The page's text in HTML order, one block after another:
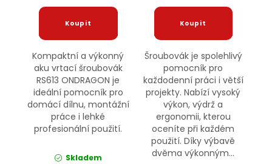
Kompaktní a výkonný
aku vrtací šroubovák
RS613 ONDRAGON je
ideální pomocník pro
domácí dílnu, montážní
práce i lehké
profesionální použití.
Skladem
Šroubovák je spolehlivý
pomocník pro
každodenní práci i větší
projekty. Nabízí vysoký
výkon, výdrž a
ergonomii, kterou
oceníte při každém
použití. Díky výbavě
dvěma výkonným...